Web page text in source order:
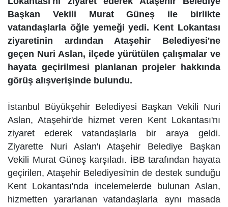
Başkan Vekili Murat Güneş ile birlikte
vatandaşlarla öğle yemeği yedi. Kent Lokantası
ziyaretinin ardından Ataşehir Belediyesi'ne
geçen Nuri Aslan, ilçede yürütülen çalışmalar ve
hayata geçirilmesi planlanan projeler hakkında
görüş alışverişinde bulundu.
İstanbul Büyükşehir Belediyesi Başkan Vekili Nuri
Aslan, Ataşehir'de hizmet veren Kent Lokantası'nı
ziyaret ederek vatandaşlarla bir araya geldi.
Ziyarette Nuri Aslan'ı Ataşehir Belediye Başkan
Vekili Murat Güneş karşıladı. İBB tarafından hayata
geçirilen, Ataşehir Belediyesi'nin de destek sunduğu
Kent Lokantası'nda incelemelerde bulunan Aslan,
hizmetten yararlanan vatandaşlarla aynı masada